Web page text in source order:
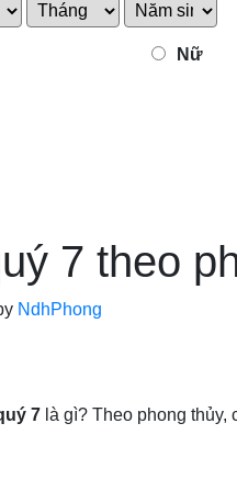
Nữ
7 theo
NdhPhong
7 là gì? Theo phong